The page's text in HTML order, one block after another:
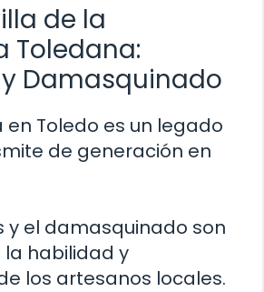
de la
Toledana:
Damasquinado
en Toledo es un legado
de generación en
y el damasquinado son
habilidad y
los artesanos locales.